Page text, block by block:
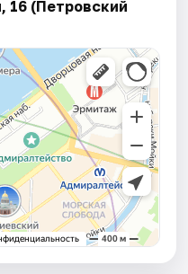
16 (Петровский